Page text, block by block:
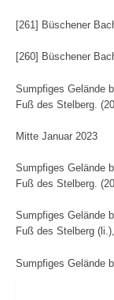
[261] Büschener
[260] Büschener
Sumpfiges Gelände
Fuß des Stelberg.
Mitte Januar 2023
Sumpfiges Gelände
Fuß des Stelberg.
Sumpfiges Gelände
Fuß des Stelberg
Sumpfiges Gelände